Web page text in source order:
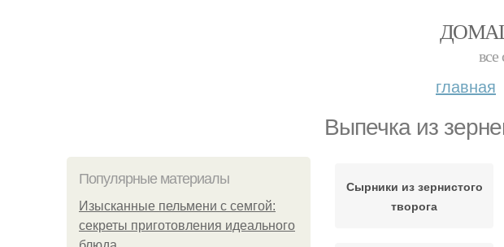
все
главная
Выпечка из
Популярные материалы
Изысканные пельмени с семгой:
секреты приготовления идеального
Сырники из зернистого
творога